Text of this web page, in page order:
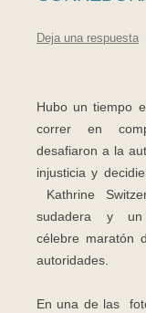
Deja una respuesta
Hubo un tiempo
correr en
desafiaron a la
injusticia y
Kathrine
sudadera y
célebre maratón
autoridades.
En una de las